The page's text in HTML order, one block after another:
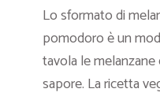
Lo sformato di
pomodoro è un
tavola le
sapore. La ricetta